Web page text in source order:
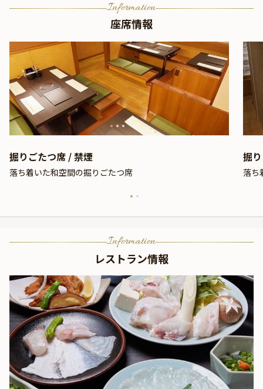
Information
座席情報
掘りごたつ席 / 禁煙
落ち着いた和空間の掘りごたつ席
掘
落ち
Information
レストラン情報